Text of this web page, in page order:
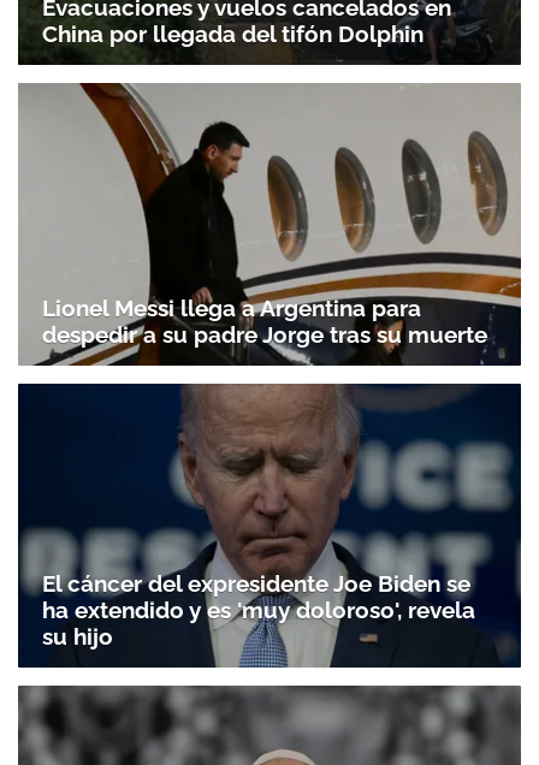
Gracias por suscribirte a nuestro boletín.
ACEPTAR
Evacuaciones y vuelos cancelados en
China por llegada del tifón Dolphin
Lionel Messi llega a Argentina para
despedir a su padre Jorge tras su muerte
El cáncer del expresidente Joe Biden se
ha extendido y es 'muy doloroso', revela
su hijo